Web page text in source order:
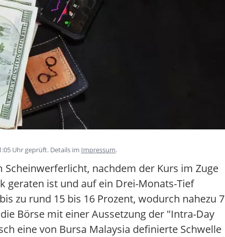
Uhr geprüft. Details im Impressum.
nachdem der Kurs im Zuge
geraten ist und auf ein Drei-Monats-Tief
zu rund 15 bis 16 Prozent, wodurch nahezu 7
Börse mit einer Aussetzung der "Intra-Day
eine von Bursa Malaysia definierte Schwelle